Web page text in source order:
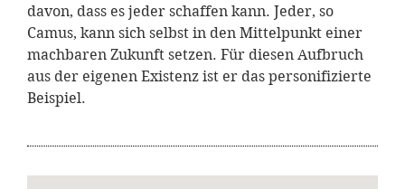
davon, dass es jeder schaffen kann. Jeder, so
Camus, kann sich selbst in den Mittelpunkt einer
machbaren Zukunft setzen. Für diesen Aufbruch
aus der eigenen Existenz ist er das personifizierte
Beispiel.